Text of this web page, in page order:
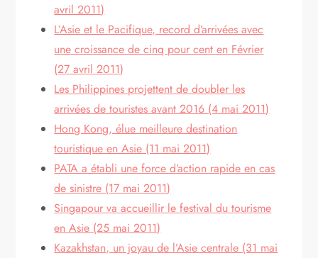
avril 2011)
L’Asie et le Pacifique, record d’arrivées avec
une croissance de cinq pour cent en Février
(27 avril 2011)
Les Philippines projettent de doubler les
arrivées de touristes avant 2016 (4 mai 2011)
Hong Kong, élue meilleure destination
touristique en Asie (11 mai 2011)
PATA a établi une force d’action rapide en cas
de sinistre (17 mai 2011)
Singapour va accueillir le festival du tourisme
en Asie (25 mai 2011)
Kazakhstan, un joyau de l’Asie centrale (31 mai